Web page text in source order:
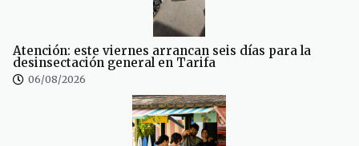
Atención: este viernes arrancan seis días para la
desinsectación general en Tarifa
06/08/2026